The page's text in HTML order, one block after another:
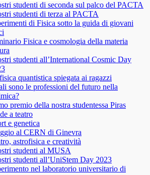
studenti di seconda sul palco del PACTA
studenti di terza al PACTA
di Fisica sotto la guida di giovani
Fisica e cosmologia della materia
studenti all’International Cosmic Day
quantistica spiegata ai ragazzi
sono le professioni del futuro nella
premio della nostra studentessa Piras
a teatro
e genetica
al CERN di Ginevra
astrofisica e creatività
studenti al MUSA
studenti all’UniStem Day 2023
nel laboratorio universitario di